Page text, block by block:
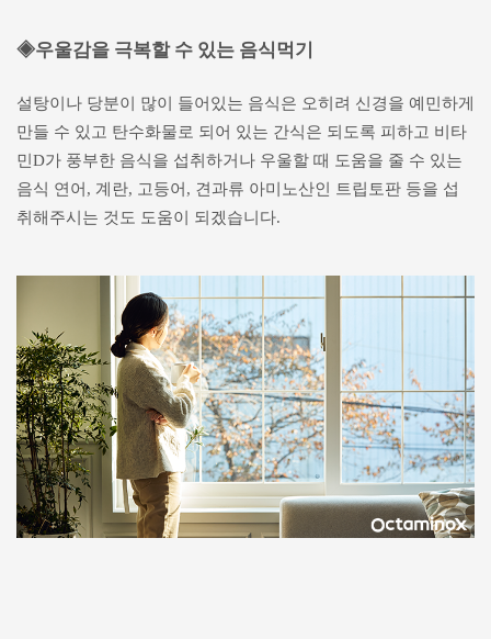
◈우울감을 극복할 수 있는 음식먹기
설탕이나 당분이 많이 들어있는 음식은 오히려 신경을 예민하게
만들 수 있고 탄수화물로 되어 있는 간식은 되도록 피하고 비타
민D가 풍부한 음식을 섭취하거나 우울할 때 도움을 줄 수 있는
음식 연어, 계란, 고등어, 견과류 아미노산인 트립토판 등을 섭
취해주시는 것도 도움이 되겠습니다.